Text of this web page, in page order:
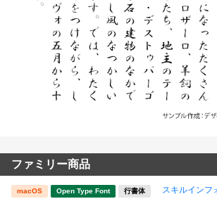
ファミリー商品
macOS Open Type Font 行書体 スキルインフ